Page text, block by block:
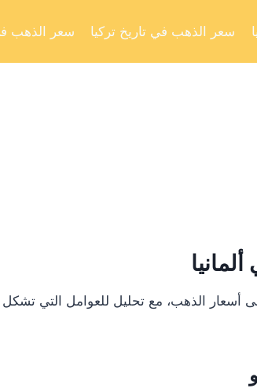
سعر الذهب في سعر الذهب في تاريخ تركيا
أسعار الذهب، مع تحليل للعوامل التي